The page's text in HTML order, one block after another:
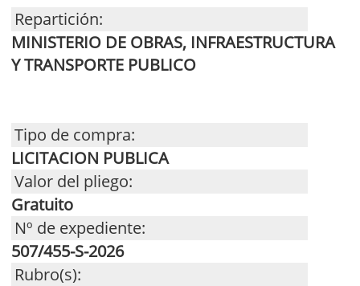
Repartición:
MINISTERIO DE OBRAS, INFRAESTRUCTURA
Y TRANSPORTE PUBLICO
Tipo de compra:
LICITACION PUBLICA
Valor del pliego:
Gratuito
Nº de expediente:
507/455-S-2026
Rubro(s):